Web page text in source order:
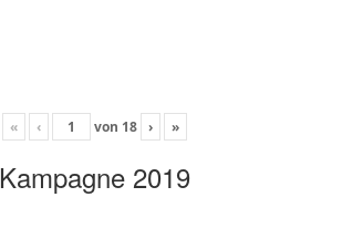
« ‹ von 18 › »
Kampagne 2019